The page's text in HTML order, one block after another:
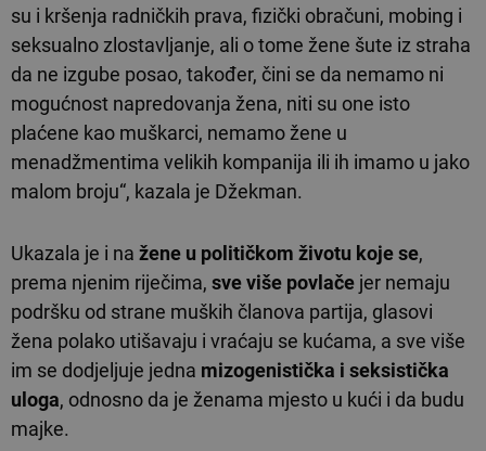
su i kršenja radničkih prava, fizički obračuni, mobing i
seksualno zlostavljanje, ali o tome žene šute iz straha
da ne izgube posao, također, čini se da nemamo ni
mogućnost napredovanja žena, niti su one isto
plaćene kao muškarci, nemamo žene u
menadžmentima velikih kompanija ili ih imamo u jako
malom broju“, kazala je Džekman.
Ukazala je i na žene u političkom životu koje se,
prema njenim riječima, sve više povlače jer nemaju
podršku od strane muških članova partija, glasovi
žena polako utišavaju i vraćaju se kućama, a sve više
im se dodjeljuje jedna mizogenistička i seksistička
uloga, odnosno da je ženama mjesto u kući i da budu
majke.